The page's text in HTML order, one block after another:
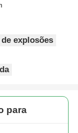
explosões
para